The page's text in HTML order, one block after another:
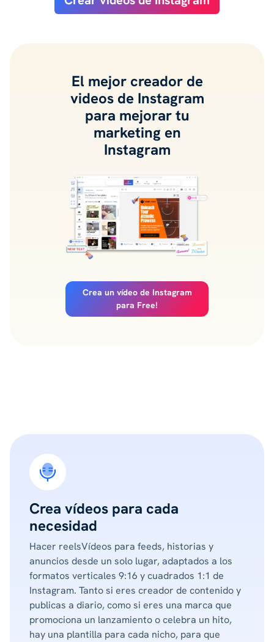
El mejor creador de
videos de Instagram
para mejorar tu
marketing en
Instagram
Crea un vídeo de Instagram
para Free!
Crea vídeos para cada
necesidad
Hacer reelsVídeos para feeds, historias y
anuncios desde un solo lugar, adaptados a los
formatos verticales 9:16 y cuadrados 1:1 de
Instagram. Tanto si eres creador de contenido y
publicas a diario, como si eres una marca que
promociona un lanzamiento o celebra un hito,
hay una plantilla para cada nicho, para que